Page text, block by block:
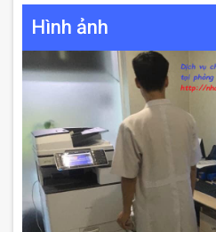
Hình ảnh